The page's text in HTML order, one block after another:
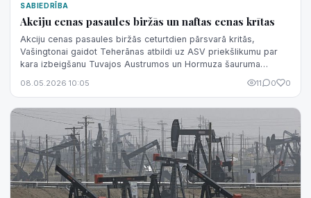
SABIEDRĪBA
Akciju cenas pasaules biržās un naftas cenas krītas
Akciju cenas pasaules biržās ceturtdien pārsvarā kritās,
Vašingtonai gaidot Teherānas atbildi uz ASV priekšlikumu par
kara izbeigšanu Tuvajos Austrumos un Hormuza šauruma
08.05.2026 10:05 11 0 0